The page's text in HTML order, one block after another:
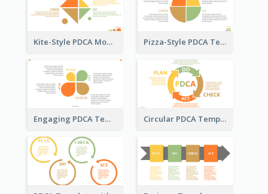
Kite-Style PDCA Model Template Pizza-Style PDCA Template
Engaging PDCA Template Circular PDCA Template